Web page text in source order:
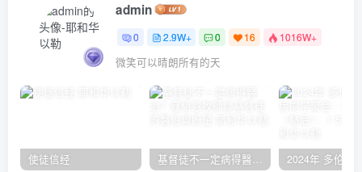
admin
0 2.9W+ 0 16 1016W+
微笑可以晴朗所有的天
使徒信经 基督徒不一定病得醫治？寇紹恩牧師談基督徒的醫治與盼望